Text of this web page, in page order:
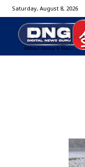
Saturday, August 8, 2026